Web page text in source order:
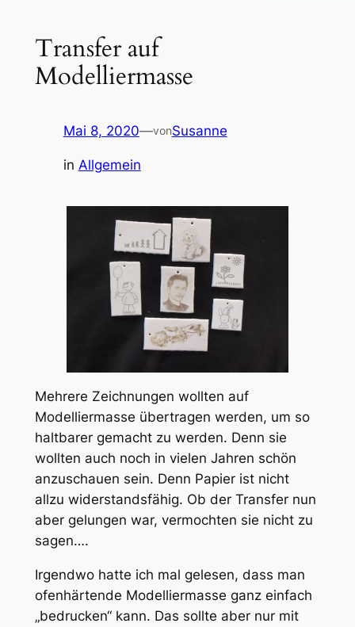
Transfer auf
Modelliermasse
Mai 8, 2020—vonSusanne
in Allgemein
Mehrere Zeichnungen wollten auf
Modelliermasse übertragen werden, um so
haltbarer gemacht zu werden. Denn sie
wollten auch noch in vielen Jahren schön
anzuschauen sein. Denn Papier ist nicht
allzu widerstandsfähig. Ob der Transfer nun
aber gelungen war, vermochten sie nicht zu
sagen….
Irgendwo hatte ich mal gelesen, dass man
ofenhärtende Modelliermasse ganz einfach
„bedrucken“ kann. Das sollte aber nur mit